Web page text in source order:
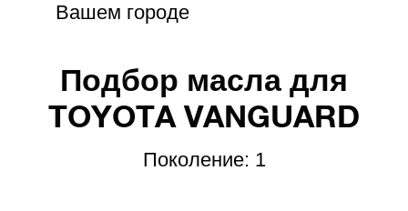
Вашем городе
Подбор масла для
TOYOTA VANGUARD
Поколение: 1